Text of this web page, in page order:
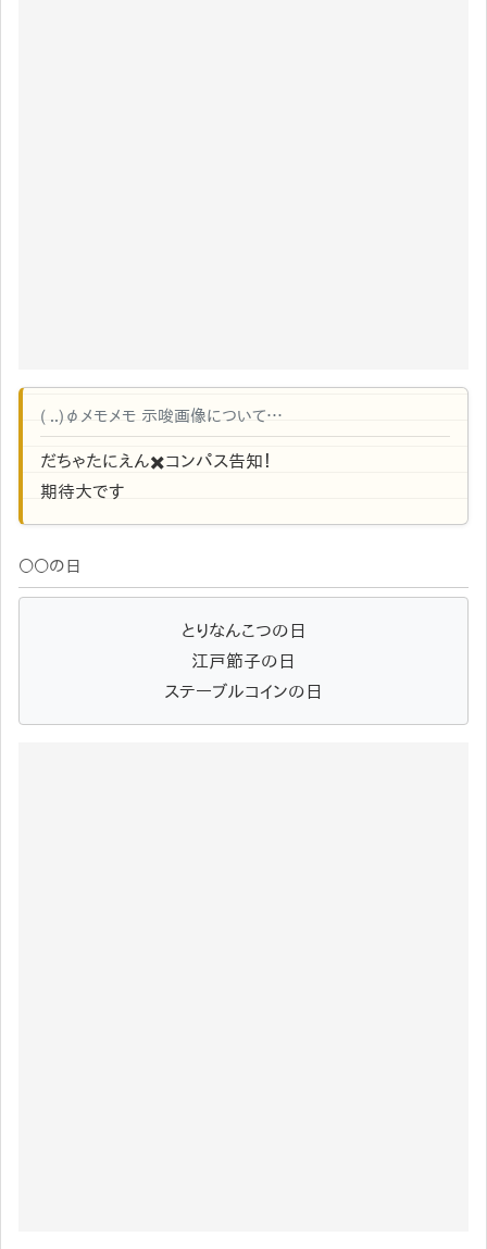
( ..)φメモメモ 示唆画像について…
だちゃたにえん✖️コンパス告知！
期待大です
〇〇の日
とりなんこつの日
江戸節子の日
ステーブルコインの日